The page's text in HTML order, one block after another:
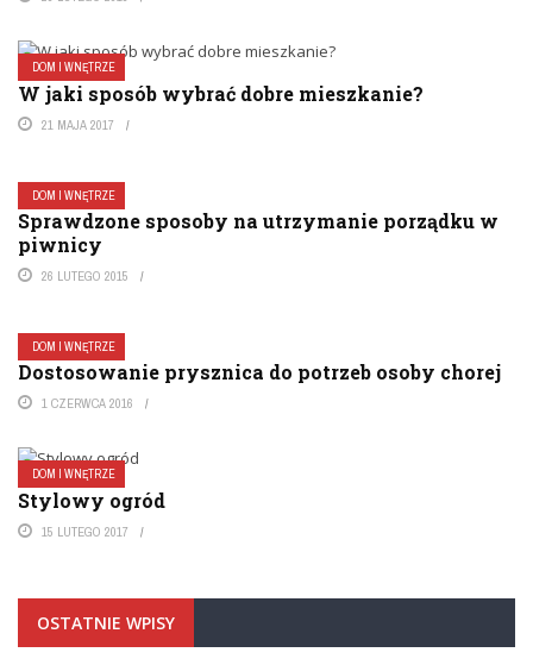
DOM I WNĘTRZE
W jaki sposób wybrać dobre mieszkanie?
21 MAJA 2017
DOM I WNĘTRZE
Sprawdzone sposoby na utrzymanie porządku w
piwnicy
26 LUTEGO 2015
DOM I WNĘTRZE
Dostosowanie prysznica do potrzeb osoby chorej
1 CZERWCA 2016
DOM I WNĘTRZE
Stylowy ogród
15 LUTEGO 2017
OSTATNIE WPISY